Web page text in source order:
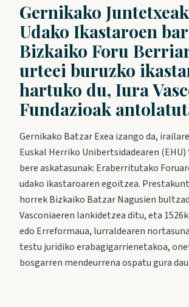
Gernikako
Udako Ikastaroen
Bizkaiko Foru
urteei buruzko
hartuko du, Iura
Fundazioak
Gernikako Batzar Exea izango da,
Euskal Herriko Unibertsidadearen (EHU)
bere askatasunak: Eraberritutako
udako ikastaroaren egoitzea.
horrek Bizkaiko Batzar Nagusien
Vasconiaeren lankidetzea ditu, eta
edo Erreformaua, lurraldearen
testu juridiko erabagigarrienetakoa,
bosgarren mendeurrena ospatu gura